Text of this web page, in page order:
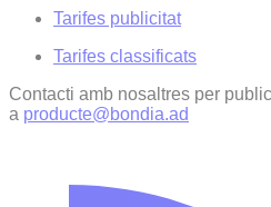
Tarifes publicitat
Tarifes classificats
Contacti amb nosaltres per
a producte@bondia.ad